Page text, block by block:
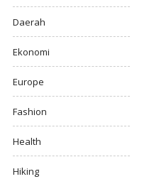
Daerah
Ekonomi
Europe
Fashion
Health
Hiking